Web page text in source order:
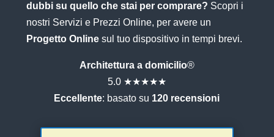
dubbi su quello che stai per comprare? Scopri i
nostri Servizi e Prezzi Online, per avere un
Progetto Onlinesul tuo dispositivo in tempi brevi.
Architettura a domicilio®
5.0 ★★★★★
Eccellente: basato su 120 recensioni